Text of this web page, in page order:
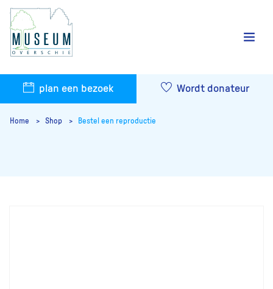
plan een bezoek Wordt donateur
Home Shop Bestel een reproductie